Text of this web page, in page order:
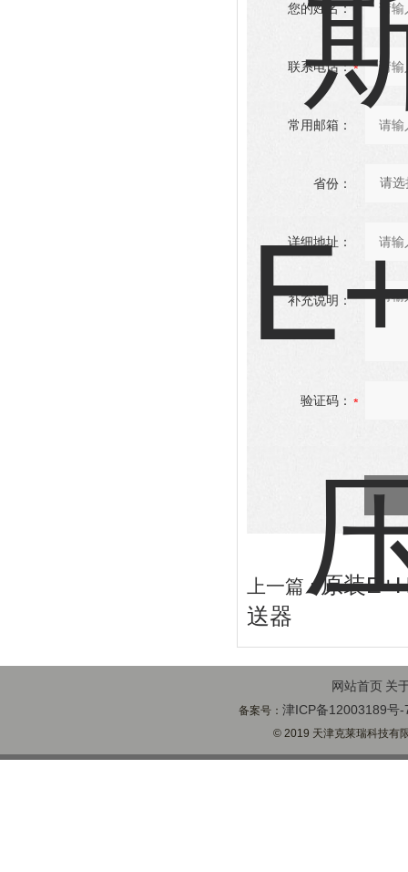
您的姓名：
联系电话：
常用邮箱：
省份：
详细地址：
补充说明：
验证码：
上一篇 :原装
送器
网站首页 关
备案号：津ICP备12003189号-
© 2019 天津克莱瑞科技有